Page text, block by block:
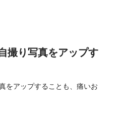
撮り写真をアップす
をアップすることも、痛いお